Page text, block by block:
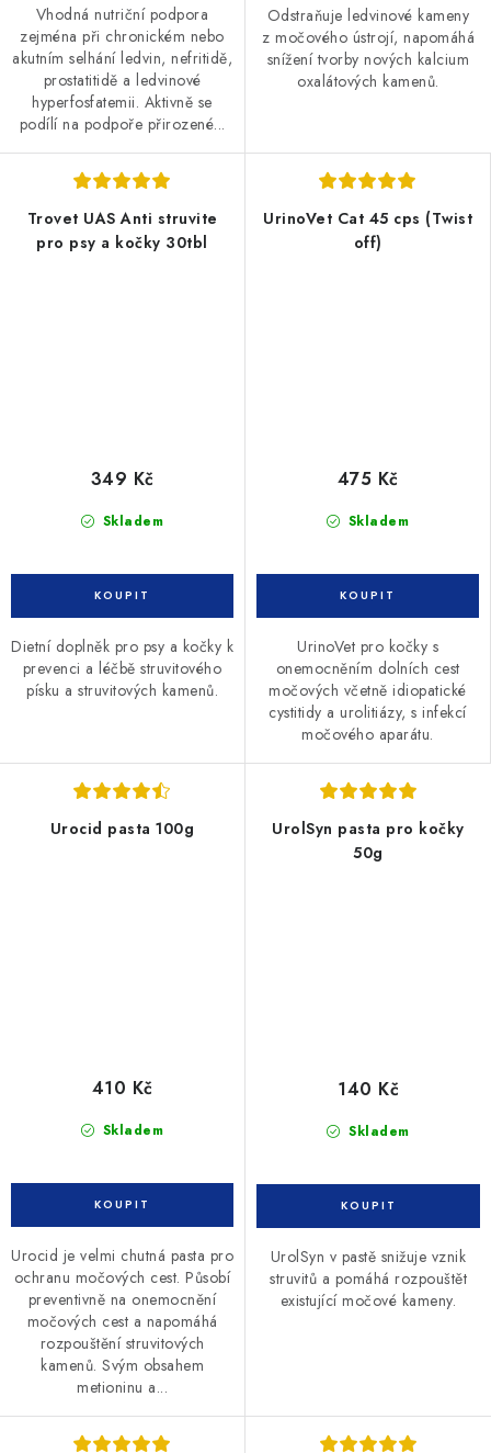
Vhodná nutriční podpora
zejména při chronickém nebo
akutním selhání ledvin, nefritidě,
prostatitidě a ledvinové
hyperfosfatemii. Aktivně se
podílí na podpoře přirozené...
Odstraňuje ledvinové kameny
z močového ústrojí, napomáhá
snížení tvorby nových kalcium
oxalátových kamenů.
Trovet UAS Anti struvite
pro psy a kočky 30tbl
Skladem
349 Kč
Dietní doplněk pro psy a kočky k
prevenci a léčbě struvitového
písku a struvitových kamenů.
UrinoVet Cat 45 cps (Twist
off)
Skladem
475 Kč
UrinoVet pro kočky s
onemocněním dolních cest
močových včetně idiopatické
cystitidy a urolitiázy, s infekcí
močového aparátu.
Urocid pasta 100g
Skladem
410 Kč
Urocid je velmi chutná pasta pro
ochranu močových cest. Působí
preventivně na onemocnění
močových cest a napomáhá
rozpouštění struvitových
kamenů. Svým obsahem
metioninu a...
UrolSyn pasta pro kočky
50g
Skladem
140 Kč
UrolSyn v pastě snižuje vznik
struvitů a pomáhá rozpouštět
existující močové kameny.